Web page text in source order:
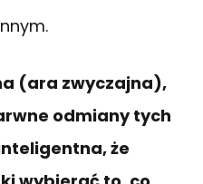
(ara zwyczajna),
odmiany tych
że